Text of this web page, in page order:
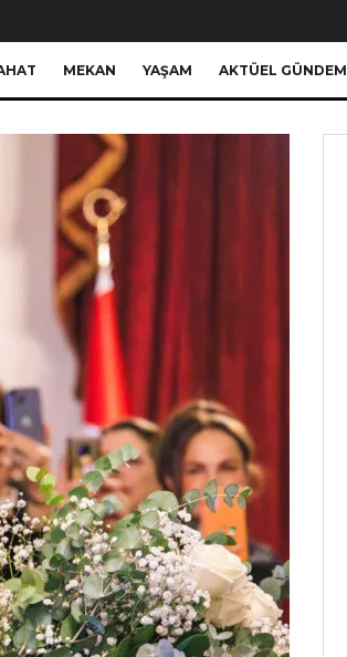
MEKAN YAŞAM AKTÜEL GÜNDEM